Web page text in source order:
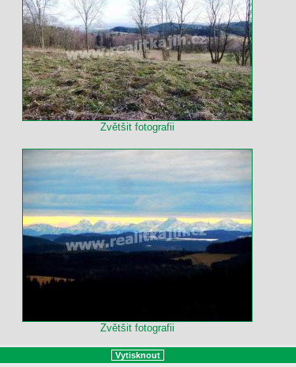
Zvětšit fotografii
Zvětšit fotografii
Vytisknout